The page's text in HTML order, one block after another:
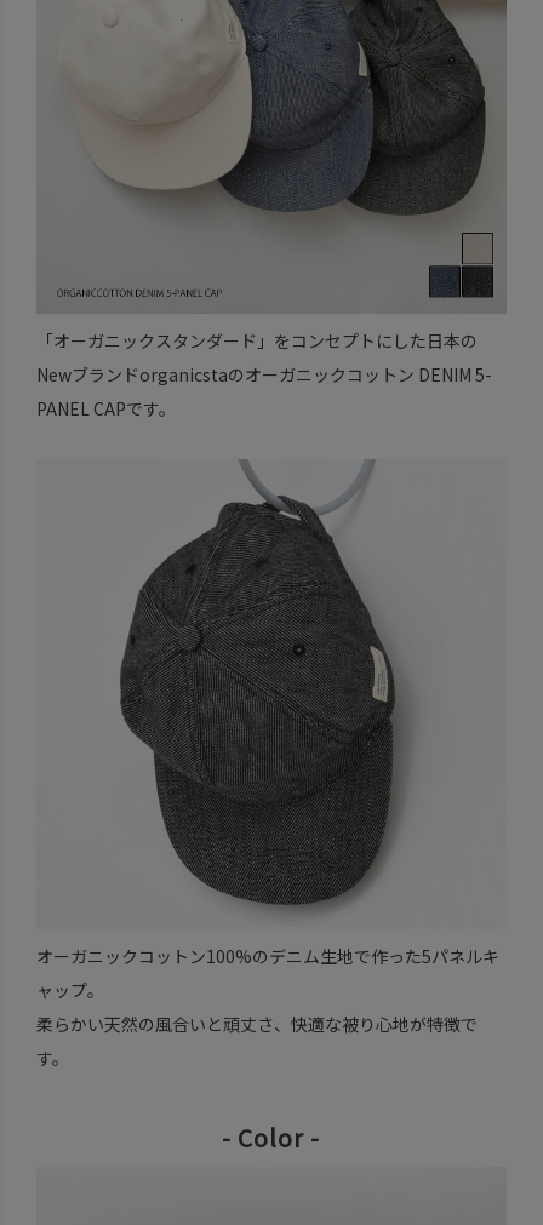
「オーガニックスタンダード」をコンセプトにした日本の
Newブランドorganicstaのオーガニックコットン DENIM 5-
PANEL CAPです。
オーガニックコットン100%のデニム生地で作った5パネルキ
ャップ。
柔らかい天然の風合いと頑丈さ、快適な被り心地が特徴で
す。
- Color -